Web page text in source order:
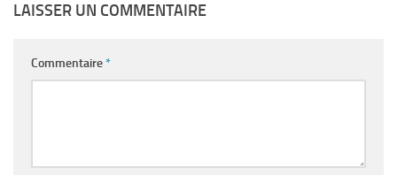
LAISSER UN COMMENTAIRE
Commentaire*